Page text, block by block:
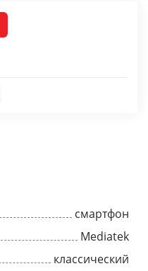
смартфон
Mediatek
классический